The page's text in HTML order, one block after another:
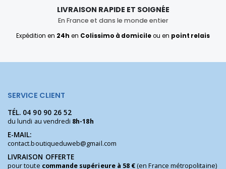
LIVRAISON RAPIDE ET SOIGNÉE
En France et dans le monde entier
Expédition en 24h en Colissimo à domicileou en point relais
SERVICE CLIENT
TÉL. 04 90 90 26 52
du lundi au vendredi 8h-18h
E-MAIL:
contact.boutiqueduweb@gmail.com
LIVRAISON OFFERTE
pour toute commande supérieure à 58 €(en France métropolitaine)